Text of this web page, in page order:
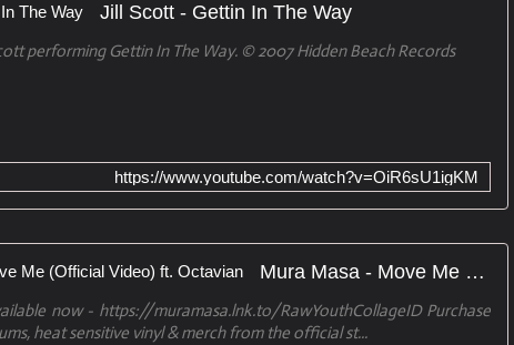
Jill Scott - Gettin In The Way
performing Gettin In The Way. © 2007 Hidden Beach Records
https://www.youtube.com/watch?v=OiR6sU1igKM
Mura Masa - Move Me (Official Video) ft. Octavian
now - https://muramasa.lnk.to/RawYouthCollageID Purchase
heat sensitive vinyl & merch from the official st...